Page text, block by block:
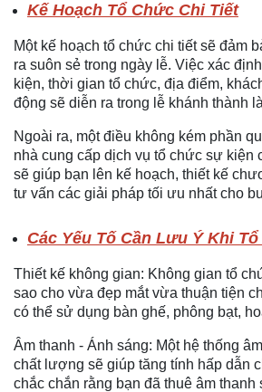
Kế Hoạch Tổ Chức Chi Tiết
Một kế hoạch tổ chức chi tiết sẽ đảm
ra suôn sẻ trong ngày lễ. Việc xác
kiện, thời gian tổ chức, địa điểm,
động sẽ diễn ra trong lễ khánh thành
Ngoài ra, một điều không kém phần
nhà cung cấp dịch vụ tổ chức sự kiện
sẽ giúp bạn lên kế hoạch, thiết kế
tư vấn các giải pháp tối ưu nhất cho
Các Yếu Tố Cần Lưu Ý Khi
Thiết kế không gian: Không gian tổ
sao cho vừa đẹp mắt vừa thuận tiện
có thể sử dụng bàn ghế, phông bạt,
Âm thanh - Ánh sáng: Một hệ thống
chất lượng sẽ giúp tăng tính hấp dẫn
chắc chắn rằng bạn đã thuê âm thanh